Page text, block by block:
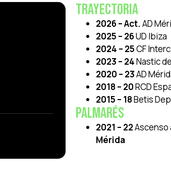
Trayectoria
2026 – Act.AD
2025 – 26UD Ibiza
2024 – 25CF
2023 – 24Nastic
2020 – 23AD
2018 – 20RCD
2015 – 18Betis
PALMARÉS
2021 – 22Ascenso
Mérida